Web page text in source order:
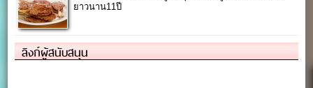
ยาวนาน11ปี
ลิงก์ผู้สนับสนุน